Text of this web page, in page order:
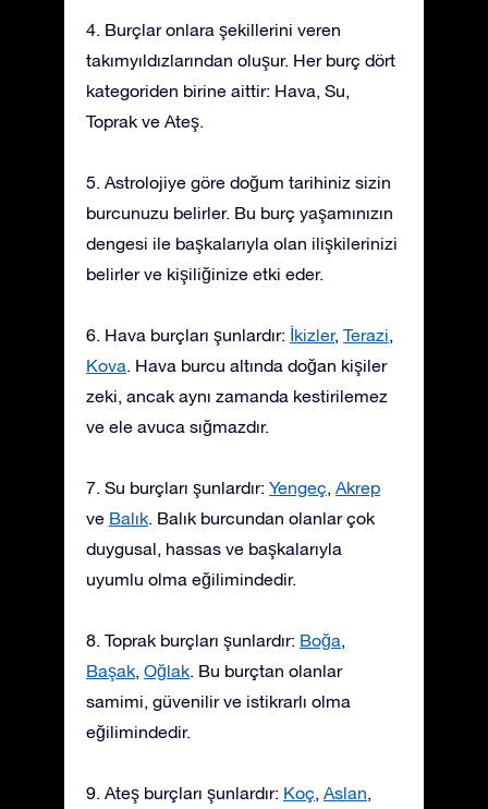
4. Burçlar onlara şekillerini veren
takımyıldızlarından oluşur. Her burç dört
kategoriden birine aittir: Hava, Su,
Toprak ve Ateş.
5. Astrolojiye göre doğum tarihiniz sizin
burcunuzu belirler. Bu burç yaşamınızın
dengesi ile başkalarıyla olan ilişkilerinizi
belirler ve kişiliğinize etki eder.
6. Hava burçları şunlardır: İkizler, Terazi,
Kova. Hava burcu altında doğan kişiler
zeki, ancak aynı zamanda kestirilemez
ve ele avuca sığmazdır.
7. Su burçları şunlardır: Yengeç, Akrep
ve Balık. Balık burcundan olanlar çok
duygusal, hassas ve başkalarıyla
uyumlu olma eğilimindedir.
8. Toprak burçları şunlardır: Boğa,
Başak, Oğlak. Bu burçtan olanlar
samimi, güvenilir ve istikrarlı olma
eğilimindedir.
9. Ateş burçları şunlardır: Koç, Aslan,